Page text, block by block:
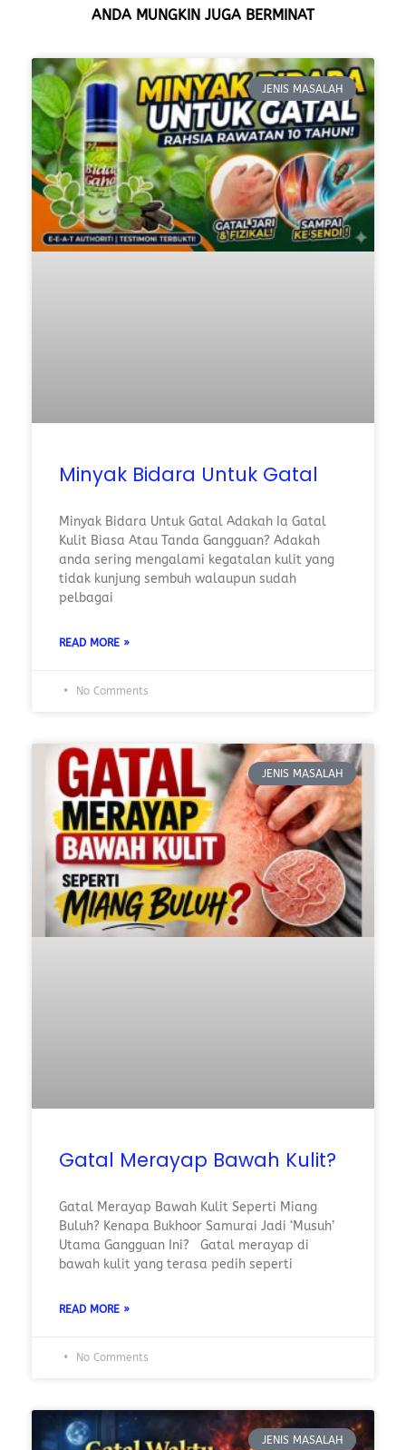
ANDA MUNGKIN JUGA BERMINAT
JENIS MASALAH
Minyak Bidara Untuk Gatal
Minyak Bidara Untuk Gatal Adakah Ia Gatal
Kulit Biasa Atau Tanda Gangguan? Adakah
anda sering mengalami kegatalan kulit yang
tidak kunjung sembuh walaupun sudah
pelbagai
READ MORE »
No Comments
JENIS MASALAH
Gatal Merayap Bawah Kulit?
Gatal Merayap Bawah Kulit Seperti Miang
Buluh? Kenapa Bukhoor Samurai Jadi ‘Musuh’
Utama Gangguan Ini? Gatal merayap di
bawah kulit yang terasa pedih seperti
READ MORE »
No Comments
JENIS MASALAH